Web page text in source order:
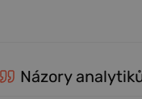
Názory